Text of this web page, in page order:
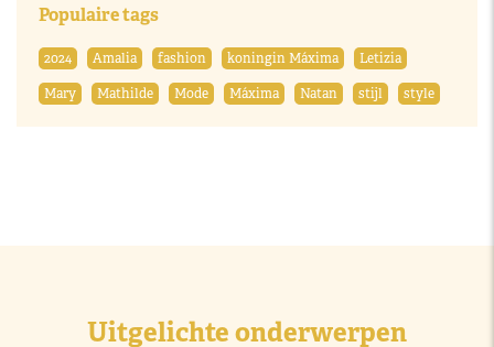
Populaire tags
2024 Amalia fashion koningin Máxima
Letizia
Mary
Mathilde Mode Máxima Natan stijl style
Uitgelichte onderwerpen